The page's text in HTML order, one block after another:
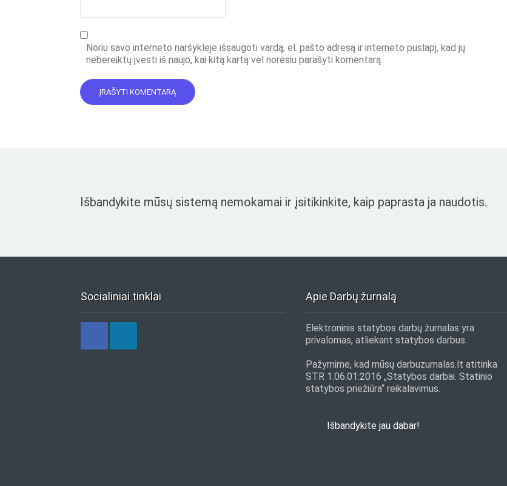
Noriu savo interneto naršyklėje išsaugoti vardą, el. pašto adresą ir interneto puslapį, kad jų
nebereiktų įvesti iš naujo, kai kitą kartą vėl norėsiu parašyti komentarą.
Išbandykite mūsų sistemą nemokamai ir įsitikinkite, kaip paprasta ja naudotis.
Socialiniai tinklai Apie Darbų žurnalą
Elektroninis statybos darbų žurnalas yra
privalomas, atliekant statybos darbus.
Pažymime, kad mūsų darbuzurnalas.lt atitinka
STR 1.06.01:2016 „Statybos darbai. Statinio
statybos priežiūra“ reikalavimus.
Išbandykite jau dabar!